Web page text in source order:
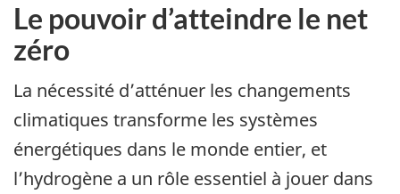
Le pouvoir d’atteindre le net
zéro
La nécessité d’atténuer les changements
climatiques transforme les systèmes
énergétiques dans le monde entier, et
l’hydrogène a un rôle essentiel à jouer dans